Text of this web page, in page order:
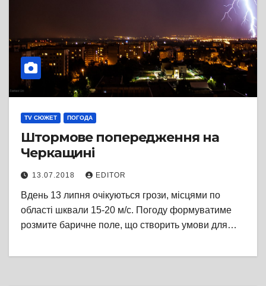
TV СЮЖЕТ ПОГОДА
Штормове попередження на
Черкащині
13.07.2018 EDITOR
Вдень 13 липня очікуються грози, місцями по
області шквали 15-20 м/с. Погоду формуватиме
розмите баричне поле, що створить умови для…